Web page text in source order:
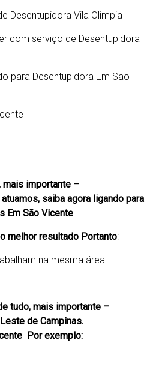
Desentupidora Vila Olimpia
com serviço de Desentupidora
para Desentupidora Em São
mais importante –
saiba agora ligando para
Em São Vicente
melhor resultado Portanto:
na mesma área.
tudo, mais importante –
de Campinas.
Por exemplo: